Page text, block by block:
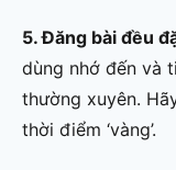
5. Đăng bài đều
dùng nhớ đến và
thường xuyên.
thời điểm ‘vàng’.